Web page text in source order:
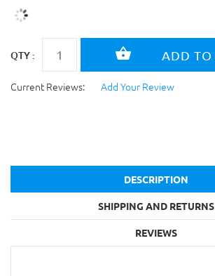
QTY :
Current Reviews: Add Your Review
DESCRIPTION
SHIPPING AND RETURNS
REVIEWS